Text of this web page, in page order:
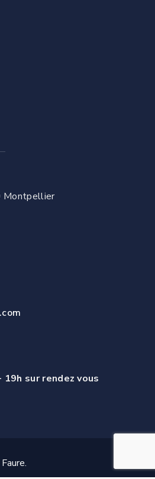
Montpellier
19h sur rendez vous